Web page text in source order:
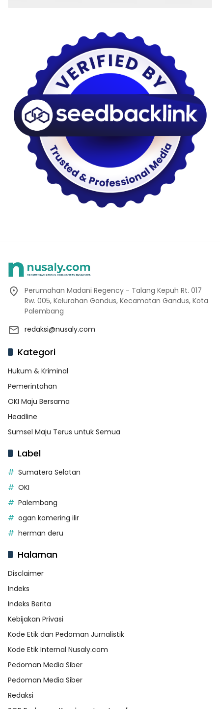
Perumahan Madani Regency - Talang Kepuh Rt. 017
Rw. 005, Kelurahan Gandus, Kecamatan Gandus, Kota
Palembang
redaksi@nusaly.com
Kategori
Hukum & Kriminal
Pemerintahan
OKI Maju Bersama
Headline
Sumsel Maju Terus untuk Semua
Label
Sumatera Selatan
OKI
Palembang
ogan komering ilir
herman deru
Halaman
Disclaimer
Indeks
Indeks Berita
Kebijakan Privasi
Kode Etik dan Pedoman Jurnalistik
Kode Etik Internal Nusaly.com
Pedoman Media Siber
Pedoman Media Siber
Redaksi